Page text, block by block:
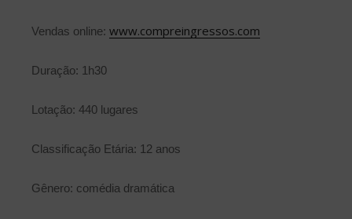
Vendas online: www.compreingressos.com
Duração: 1h30
Lotação: 440 lugares
Classificação Etária: 12 anos
Gênero: comédia dramática